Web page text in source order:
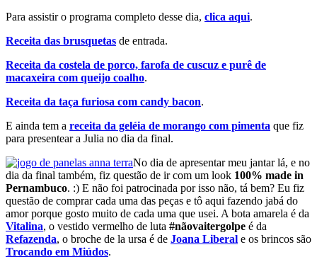
Para assistir o programa completo desse dia, clica aqui.
Receita das brusquetas de entrada.
Receita da costela de porco, farofa de cuscuz e purê de
macaxeira com queijo coalho.
Receita da taça furiosa com candy bacon.
E ainda tem a receita da geléia de morango com pimenta que fiz
para presentear a Julia no dia da final.
No dia de apresentar meu jantar lá, e no
dia da final também, fiz questão de ir com um look 100% made in
Pernambuco. :) E não foi patrocinada por isso não, tá bem? Eu fiz
questão de comprar cada uma das peças e tô aqui fazendo jabá do
amor porque gosto muito de cada uma que usei. A bota amarela é da
Vitalina, o vestido vermelho de luta #nãovaitergolpe é da
Refazenda, o broche de la ursa é de Joana Liberal e os brincos são
Trocando em Miúdos.